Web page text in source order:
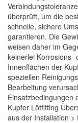
überprüft, um die
schnelle, sichere
garantieren. Die
weisen daher im
keinerlei Korrosions-
Innenflächen der
speziellen
Bearbeitung
Einsatzbedingungen
Kupfer Lötfitting
aus der Installation >